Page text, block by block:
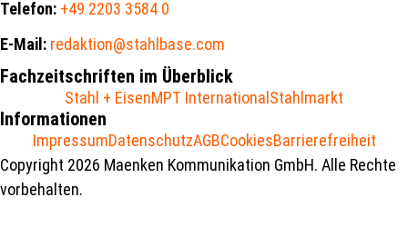
Telefon: +49 2203 3584 0
E-Mail: redaktion@stahlbase.com
Fachzeitschriften im Überblick
Stahl + EisenMPT InternationalStahlmarkt
Informationen
ImpressumDatenschutzAGBCookiesBarrierefreiheit
Copyright 2026 Maenken Kommunikation GmbH. Alle Rechte
vorbehalten.